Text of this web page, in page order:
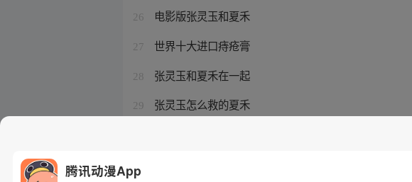
26 电影版张灵玉和夏禾
27 世界十大进口痔疮膏
28 张灵玉和夏禾在一起
29 张灵玉怎么救的夏禾
腾讯动漫App